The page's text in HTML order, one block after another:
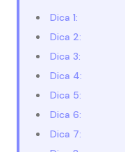
Dica 1:
Dica 2:
Dica 3:
Dica 4:
Dica 5:
Dica 6:
Dica 7: